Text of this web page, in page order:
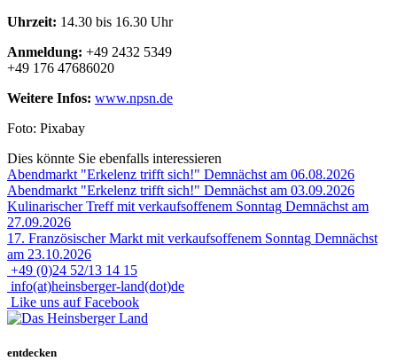
Uhrzeit: 14.30 bis 16.30 Uhr
Anmeldung: +49 2432 5349
+49 176 47686020
Weitere Infos: www.npsn.de
Foto: Pixabay
Dies könnte Sie ebenfalls interessieren
Abendmarkt "Erkelenz trifft sich!" Demnächst am 06.08.2026
Abendmarkt "Erkelenz trifft sich!" Demnächst am 03.09.2026
Kulinarischer Treff mit verkaufsoffenem Sonntag Demnächst am
27.09.2026
17. Französischer Markt mit verkaufsoffenem Sonntag Demnächst
am 23.10.2026
+49 (0)24 52/13 14 15
info(at)heinsberger-land(dot)de
Like uns auf Facebook
entdecken